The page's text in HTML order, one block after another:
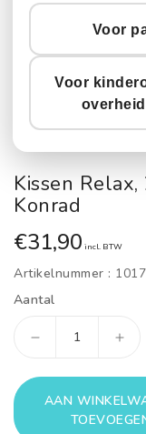
Kissen
Konrad
Normale
€31,90 incl. BTW
Artikelnummer :
Aantal
Aantal
verlagen
voor
Kissen
AAN
Voor
Voor